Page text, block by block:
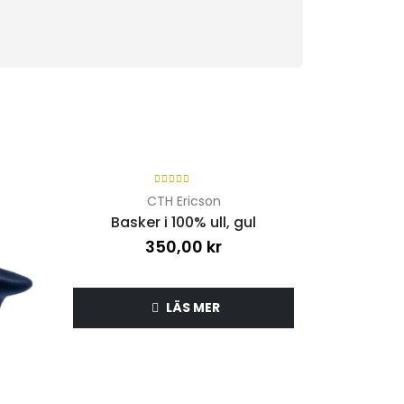
CTH Ericson
Basker i 100% ull, gul
350,00 kr
LÄS MER